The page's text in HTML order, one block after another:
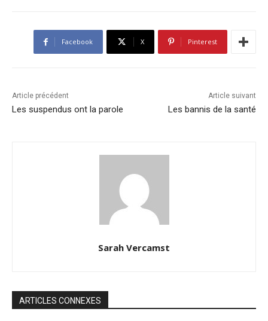
Facebook X Pinterest
Article précédent
Les suspendus ont la parole
Article suivant
Les bannis de la santé
Sarah Vercamst
ARTICLES CONNEXES